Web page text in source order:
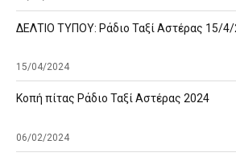
ΔΕΛΤΙΟ ΤΥΠΟΥ: Ράδιο Ταξί Αστέρας 15/
15/04/2024
Κοπή πίτας Ράδιο Ταξί Αστέρας 2024
06/02/2024